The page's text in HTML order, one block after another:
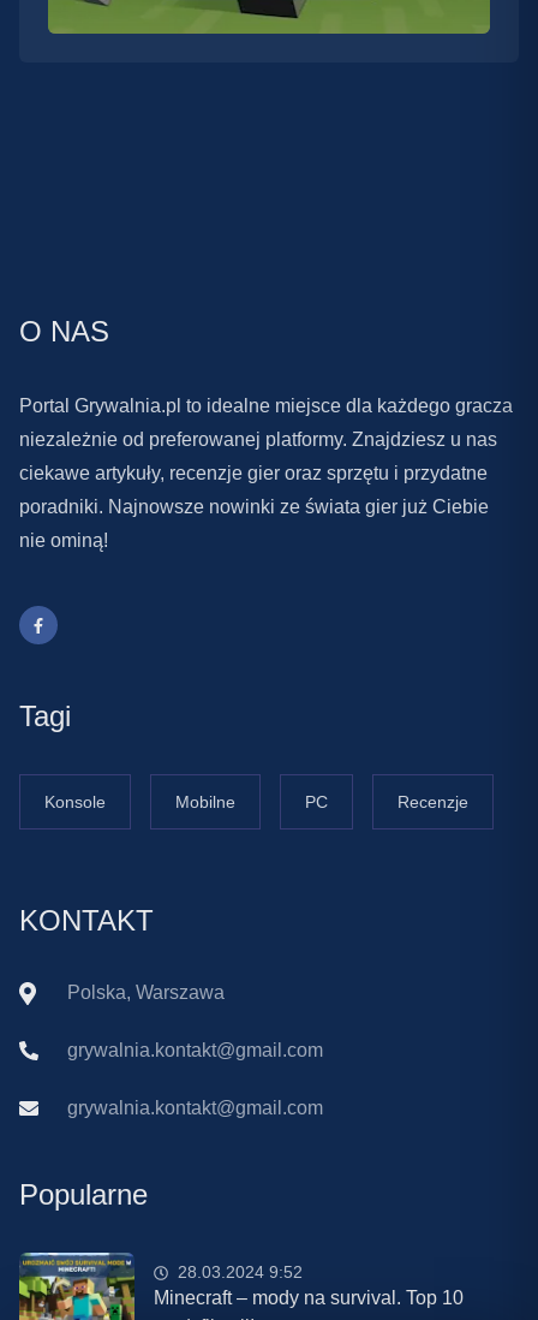
O NAS
Portal Grywalnia.pl to idealne miejsce dla każdego gracza
niezależnie od preferowanej platformy. Znajdziesz u nas
ciekawe artykuły, recenzje gier oraz sprzętu i przydatne
poradniki. Najnowsze nowinki ze świata gier już Ciebie
nie ominą!
Tagi
Konsole Mobilne PC Recenzje
KONTAKT
Polska, Warszawa
grywalnia.kontakt@gmail.com
grywalnia.kontakt@gmail.com
Popularne
28.03.2024 9:52
Minecraft – mody na survival. Top 10